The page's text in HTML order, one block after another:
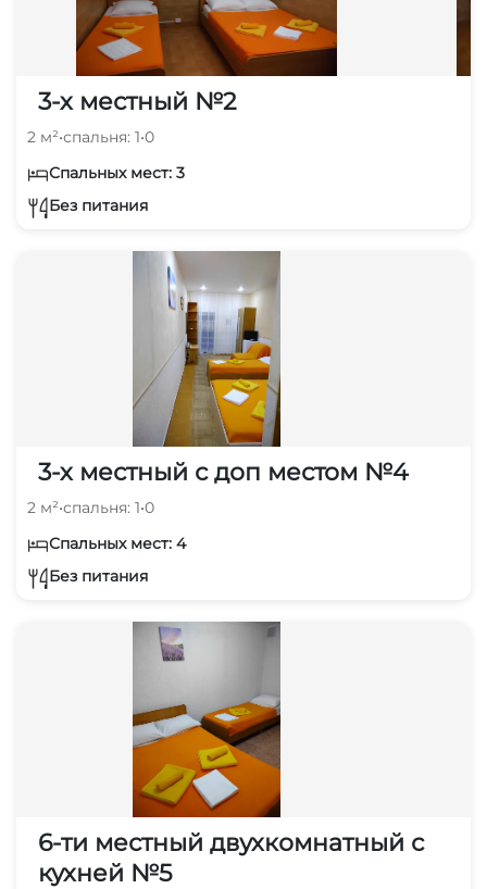
3-х местный №2
2 м²•спальня: 1•0
Спальных мест: 3
Без питания
3-х местный с доп местом №4
2 м²•спальня: 1•0
Спальных мест: 4
Без питания
6-ти местный двухкомнатный с
кухней №5